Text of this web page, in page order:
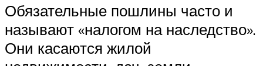
Обязательные пошлины часто и
называют «налогом на наследство».
Они касаются жилой